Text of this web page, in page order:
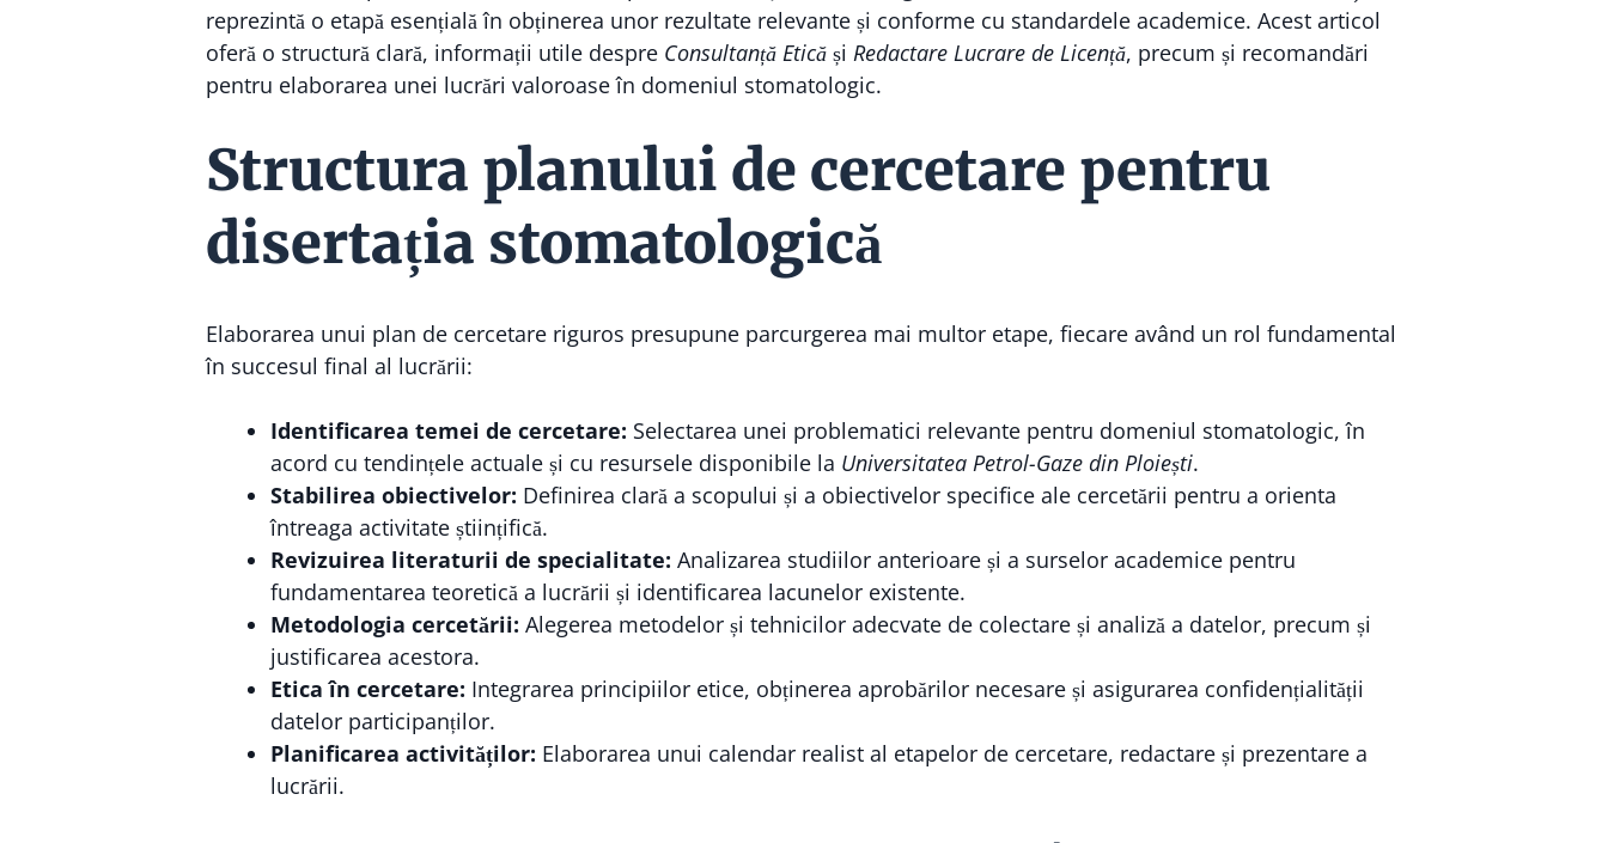
reprezintă o etapă esențială în obținerea unor rezultate relevante și conforme cu standardele academice. Acest articol
oferă o structură clară, informații utile despre Consultanță Etică și Redactare Lucrare de Licență, precum și recomandări
pentru elaborarea unei lucrări valoroase în domeniul stomatologic.
Structura planului de cercetare pentru
disertația stomatologică
Elaborarea unui plan de cercetare riguros presupune parcurgerea mai multor etape, fiecare având un rol fundamental
în succesul final al lucrării:
Identificarea temei de cercetare: Selectarea unei problematici relevante pentru domeniul stomatologic, în
acord cu tendințele actuale și cu resursele disponibile la Universitatea Petrol-Gaze din Ploiești.
Stabilirea obiectivelor: Definirea clară a scopului și a obiectivelor specifice ale cercetării pentru a orienta
întreaga activitate științifică.
Revizuirea literaturii de specialitate: Analizarea studiilor anterioare și a surselor academice pentru
fundamentarea teoretică a lucrării și identificarea lacunelor existente.
Metodologia cercetării: Alegerea metodelor și tehnicilor adecvate de colectare și analiză a datelor, precum și
justificarea acestora.
Etica în cercetare: Integrarea principiilor etice, obținerea aprobărilor necesare și asigurarea confidențialității
datelor participanților.
Planificarea activităților: Elaborarea unui calendar realist al etapelor de cercetare, redactare și prezentare a
lucrării.